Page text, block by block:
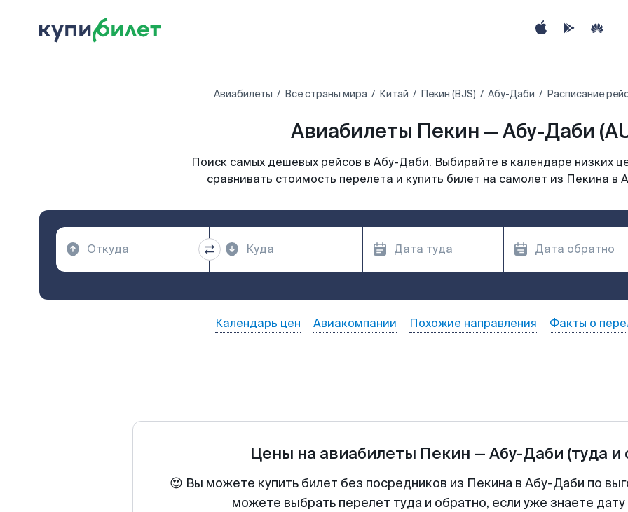
Авиабилеты Все страны мира Китай Пекин (BJS) Абу-Даби Расписание
Авиабилеты Пекин — Абу-Даби
Поиск самых дешевых рейсов в Абу-Даби. Выбирайте в календаре низких
сравнивать стоимость перелета и купить билет на самолет из Пекина в
Календарь цен Авиакомпании Похожие направления Факты о
Цены на авиабилеты Пекин — Абу-Даби (туда и
😍 Вы можете купить билет без посредников из Пекина в Абу-Даби по
можете выбрать перелет туда и обратно, если уже знаете